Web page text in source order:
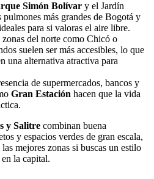
Simón Bolívar y el Jardín
más grandes de Bogotá y
para si valoras el aire libre.
zonas del norte como Chicó o
suelen ser más accesibles, lo que
una alternativa atractiva para
de supermercados, bancos y
Gran Estación hacen que la vida
y Salitre combinan buena
y espacios verdes de gran escala,
mejores zonas si buscas un estilo
la capital.